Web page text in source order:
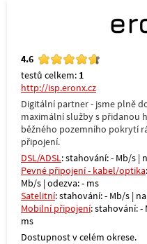
4.6
testů celkem: 1
http://isp.eronx.cz
Digitální partner - jsme plně
maximální služby s přidanou
běžného pozemního pokrytí
připojení.
DSL/ADSL: stahování: - Mb/s |
Pevné připojení - kabel/optika
Mb/s | odezva: - ms
Satelitní: stahování: - Mb/s |
Mobilní připojení: stahování: -
ms
Dostupnost v celém okrese.